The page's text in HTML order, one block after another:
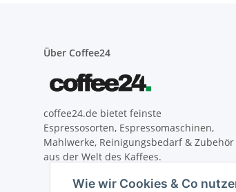
Wie wir Cookies & Co
Über Coffee24
coffee24.de bietet feinste
Espressosorten, Espressomaschinen,
Mahlwerke, Reinigungsbedarf & Zubehör
aus der Welt des Kaffees.